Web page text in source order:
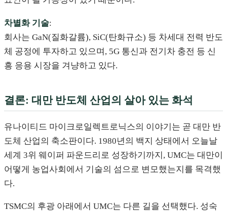
차별화 기술:
회사는 GaN(질화갈륨), SiC(탄화규소) 등 차세대 전력 반도
체 공정에 투자하고 있으며, 5G 통신과 전기차 충전 등 신
흥 응용 시장을 겨냥하고 있다.
결론: 대만 반도체 산업의 살아 있는 화석
유나이티드 마이크로일렉트로닉스의 이야기는 곧 대만 반
도체 산업의 축소판이다. 1980년의 백지 상태에서 오늘날
세계 3위 웨이퍼 파운드리로 성장하기까지, UMC는 대만이
어떻게 농업사회에서 기술의 섬으로 변모했는지를 목격했
다.
TSMC의 후광 아래에서 UMC는 다른 길을 선택했다. 성숙